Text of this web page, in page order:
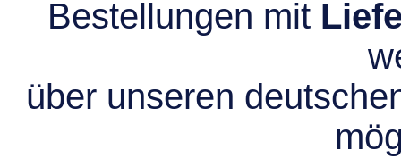
Bestellungen mit
über unseren